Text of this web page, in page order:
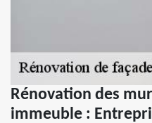
Rénovation des
immeuble :